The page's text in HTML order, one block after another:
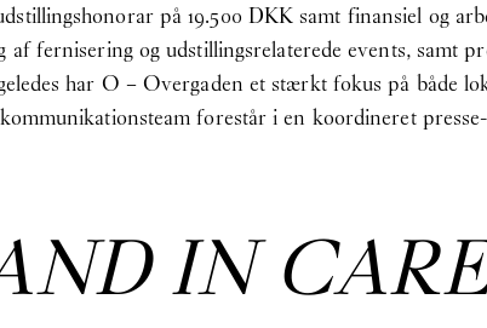
på 19.500 DKK samt finansiel og
fernisering og udstillingsrelaterede events, samt
har O – Overgaden et stærkt fokus på både
forestår i en koordineret
IN